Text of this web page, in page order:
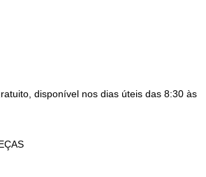
disponível nos dias úteis das 8:30 às